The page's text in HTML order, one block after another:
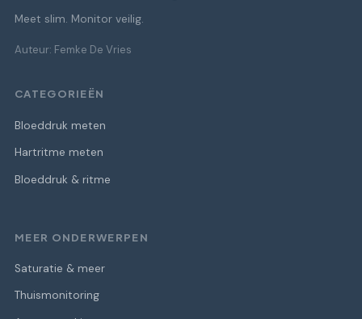
Meet slim. Monitor veilig.
Auteur: Femke De Vries
CATEGORIEËN
Bloeddruk meten
Hartritme meten
Bloeddruk & ritme
MEER ONDERWERPEN
Saturatie & meer
Thuismonitoring